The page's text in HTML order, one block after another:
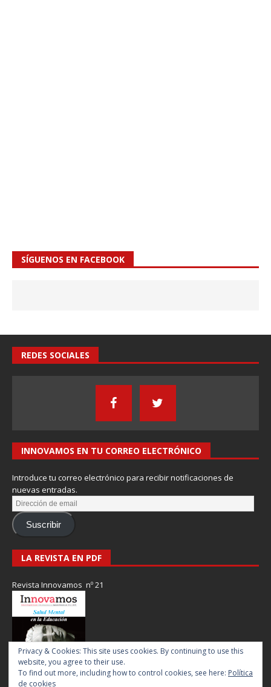
SÍGUENOS EN FACEBOOK
REDES SOCIALES
INNOVAMOS EN TU CORREO ELECTRÓNICO
Introduce tu correo electrónico para recibir notificaciones de
nuevas entradas.
Suscribir
LA REVISTA EN PDF
Revista Innovamos nº 21
Privacy & Cookies: This site uses cookies. By continuing to use this
website, you agree to their use.
To find out more, including how to control cookies, see here: Política
de cookies